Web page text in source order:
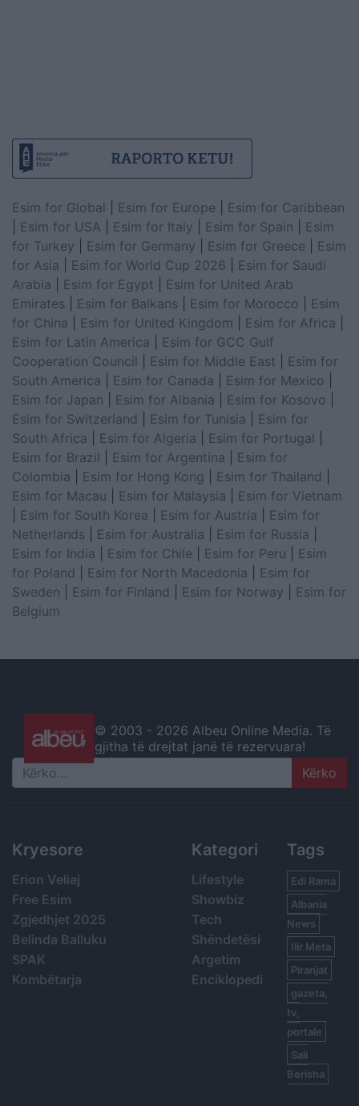
Esim for Global Esim for Europe
Esim for Caribbean
Esim for USA Esim for Italy Esim for Spain
Esim
for Turkey
Esim for Germany Esim for Greece
Esim
for Asia
Esim for World Cup 2026
Esim for Saudi
Arabia
Esim for Egypt
Esim for United Arab
Emirates
Esim for Balkans Esim for Morocco
Esim
for China
Esim for United Kingdom Esim for Africa
Esim for Latin America
Esim for GCC Gulf
Cooperation Council
Esim for Middle East
Esim for
South America
Esim for Canada Esim for Mexico
Esim for Japan
Esim for Albania Esim for Kosovo
Esim for Switzerland
Esim for Tunisia
Esim for
South Africa
Esim for Algeria Esim for Portugal
Esim for Brazil
Esim for Argentina
Esim for
Colombia
Esim for Hong Kong Esim for Thailand
Esim for Macau
Esim for Malaysia
Esim for Vietnam
Esim for South Korea Esim for Austria
Esim for
Netherlands
Esim for Australia Esim for Russia
Esim for India
Esim for Chile Esim for Peru
Esim
for Poland
Esim for North Macedonia
Esim for
Sweden
Esim for Finland Esim for Norway
Esim for
Belgium
© 2003 - 2026 Albeu Online Media. Të
gjitha të drejtat janë të rezervuara!
Search
Kryesore
Erion Veliaj
Free Esim
Zgjedhjet 2025
Belinda Balluku
SPAK
Kombëtarja
Kategori
Lifestyle
Showbiz
Tech
Shëndetësi
Argetim
Enciklopedi
Tags
Edi Rama
Albania
News
Ilir Meta
Piranjat
gazeta,
tv,
portale
Sali
Berisha